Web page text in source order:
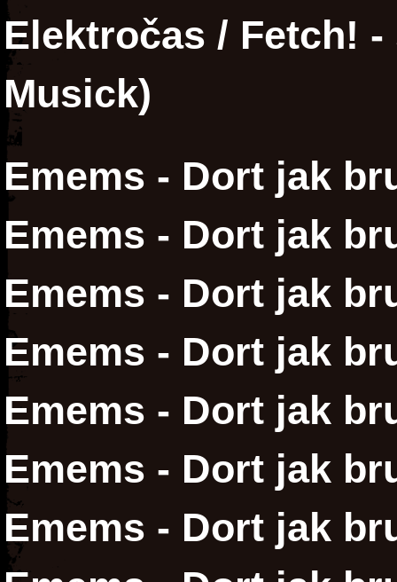
Elektročas / Fetch!
Musick)
Emems - Dort jak
Emems - Dort jak
Emems - Dort jak
Emems - Dort jak
Emems - Dort jak
Emems - Dort jak
Emems - Dort jak